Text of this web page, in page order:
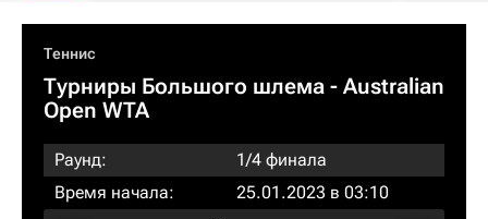
Теннис
Турниры Большого шлема - Australian
Open WTA
Раунд:
1/4 финала
Время начала:
25.01.2023 в 03:10